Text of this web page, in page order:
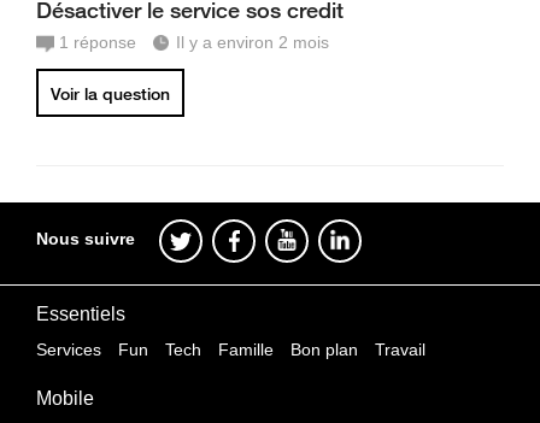
Désactiver le service sos credit
1 réponse Il y a environ 2 mois
Voir la question
Nous suivre
Essentiels
Services Fun Tech Famille Bon plan Travail
Mobile